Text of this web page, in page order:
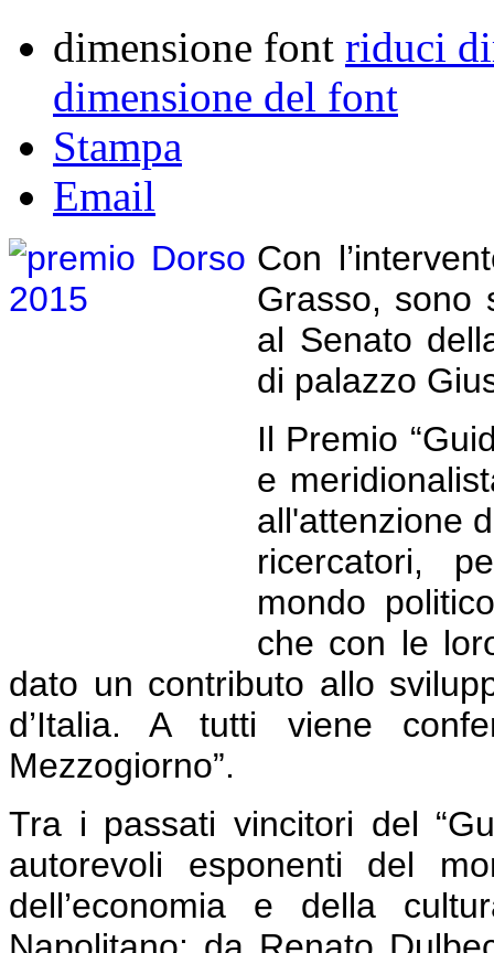
dimensione font riduci
dimensione del font
Stampa
Email
Con
Grasso, sono
al Senato
di palazzo
Il Premio
e
all'attenzione
ricercatori,
mondo
che con le
dato un contributo allo
d’Italia. A tutti viene
Mezzogiorno”.
Tra i passati vincitori del
autorevoli esponenti del
dell’economia e della